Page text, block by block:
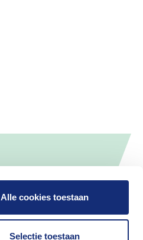
Alle cookies toestaan
Selectie toestaan